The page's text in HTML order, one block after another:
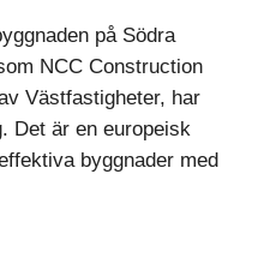
på Södra
NCC Construction
Västfastigheter, har
Det är en europeisk
byggnader med